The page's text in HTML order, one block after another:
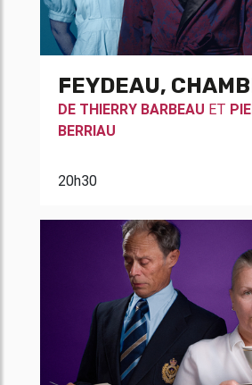
FEYDEAU,
DE THIERRY BARBEAU ET
BERRIAU
20h30